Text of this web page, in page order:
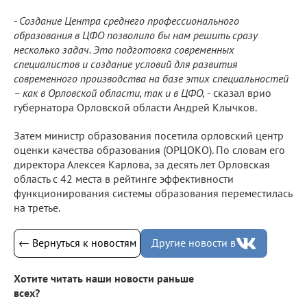
- Создание Центра среднего профессионального
образования в ЦФО позволило бы нам решить сразу
несколько задач. Это подготовка современных
специалистов и создание условий для развития
современного производства на базе этих специальностей
– как в Орловской области, так и в ЦФО, - сказал врио
губернатора Орловской области Андрей Клычков.
Затем министр образования посетила орловский центр
оценки качества образования (ОРЦОКО). По словам его
директора Алексея Карлова, за десять лет Орловская
область с 42 места в рейтинге эффективности
функционирования системы образования переместилась
на третье.
← Вернуться к новостям Другие новости в
Хотите читать наши новости раньше
всех?